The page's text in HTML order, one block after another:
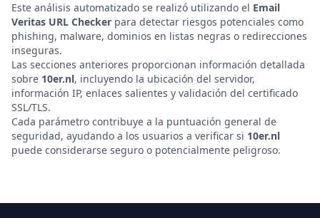
Este análisis automatizado se realizó utilizando el Email
Veritas URL Checker para detectar riesgos potenciales como
phishing, malware, dominios en listas negras o redirecciones
inseguras.
Las secciones anteriores proporcionan información detallada
sobre 10er.nl, incluyendo la ubicación del servidor,
información IP, enlaces salientes y validación del certificado
SSL/TLS.
Cada parámetro contribuye a la puntuación general de
seguridad, ayudando a los usuarios a verificar si 10er.nl
puede considerarse seguro o potencialmente peligroso.